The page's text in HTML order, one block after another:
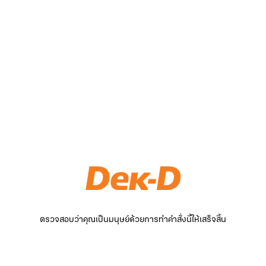
ตรวจสอบว่าคุณเป็นมนุษย์ด้วยการทำคำสั่งนี้ให้เสร็จสิ้น